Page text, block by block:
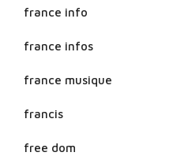
france info
france infos
france musique
francis
free dom